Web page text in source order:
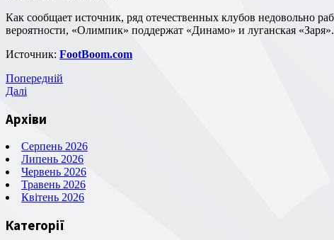
Как сообщает источник, ряд отечественных клубов недовольно работой итальянского специалиста и совсем не прочь сместить Баранку с занимаемой должности. С большой долей
вероятности, «Олимпик» поддержат «Динамо» и луганская «Заря».
Источник: FootBoom.com
Навігація
записів
Попередній
запис
Попередній
Наступний
Далі
Архіви
Серпень 2026
Липень 2026
Червень 2026
Травень 2026
Квітень 2026
Категорії